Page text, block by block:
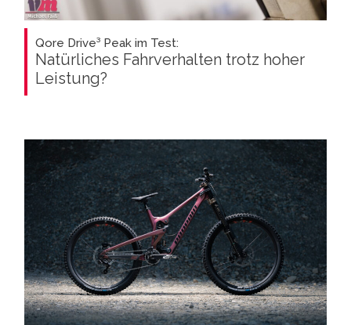
Qore Drive³ Peak im Test:
Natürliches Fahrverhalten trotz hoher
Leistung?